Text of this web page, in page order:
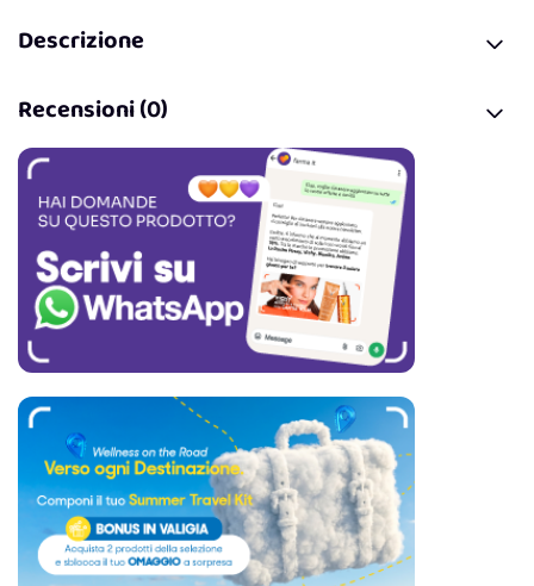
Descrizione
Recensioni (0)